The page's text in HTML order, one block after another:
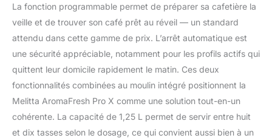
votre café Contenu :
une cafetière électrique
à grains; dimensions
463 x 268 x 252 mm
La cafetière est
réparable et dispose de
nombreuses pièces de
rechange; les pièces
détachées sont
disponibles 10 ans
La fonction programmable permet de préparer sa cafetière la
veille et de trouver son café prêt au réveil — un standard
attendu dans cette gamme de prix. L’arrêt automatique est
une sécurité appréciable, notamment pour les profils actifs qui
quittent leur domicile rapidement le matin. Ces deux
fonctionnalités combinées au moulin intégré positionnent la
Melitta AromaFresh Pro X comme une solution tout-en-un
cohérente. La capacité de 1,25 L permet de servir entre huit
et dix tasses selon le dosage, ce qui convient aussi bien à un